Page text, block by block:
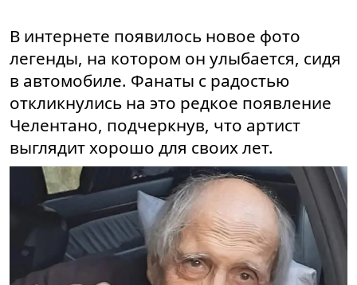
В интернете появилось новое фото
легенды, на котором он улыбается, сидя
в автомобиле. Фанаты с радостью
откликнулись на это редкое появление
Челентано, подчеркнув, что артист
выглядит хорошо для своих лет.